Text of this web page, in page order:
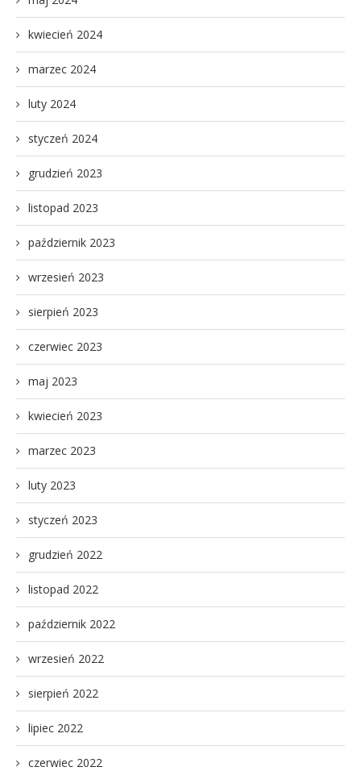
kwiecień 2024
marzec 2024
luty 2024
styczeń 2024
grudzień 2023
listopad 2023
październik 2023
wrzesień 2023
sierpień 2023
czerwiec 2023
maj 2023
kwiecień 2023
marzec 2023
luty 2023
styczeń 2023
grudzień 2022
listopad 2022
październik 2022
wrzesień 2022
sierpień 2022
lipiec 2022
czerwiec 2022